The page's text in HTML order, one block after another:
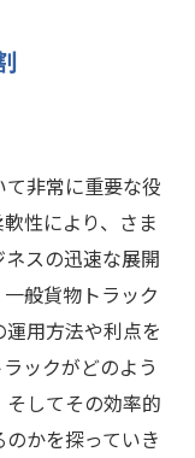
非常に重要な役
性により、さま
スの迅速な展開
般貨物トラック
用方法や利点を
ックがどのよう
してその効率的
かを探っていき